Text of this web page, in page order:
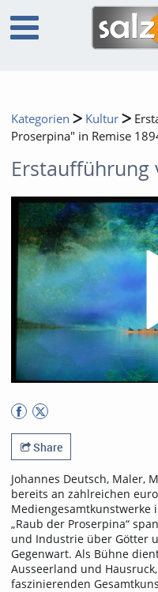
Kategorien Kultur
Proserpina" in Remise
Share
Johannes Deutsch, Maler,
bereits an zahlreichen
Mediengesamtkunstwerke
„Raub der Proserpina“
und Industrie über Götter
Gegenwart. Als Bühne
Ausseerland und
faszinierenden